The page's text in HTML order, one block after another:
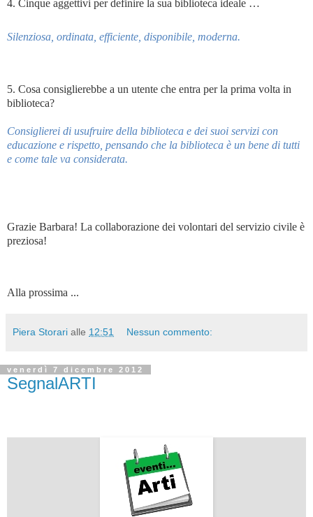
4. Cinque aggettivi per definire la sua biblioteca ideale …
Silenziosa, ordinata, efficiente, disponibile, moderna.
5. Cosa consiglierebbe a un utente che entra per la prima volta in
biblioteca?
Consiglierei di usufruire della biblioteca e dei suoi servizi con
educazione e rispetto, pensando che la biblioteca è un bene di tutti
e come tale va considerata.
Grazie Barbara! La collaborazione dei volontari del servizio civile è
preziosa!
Alla prossima ...
Piera Storari alle 12:51 Nessun commento:
venerdì 7 dicembre 2012
SegnalARTI